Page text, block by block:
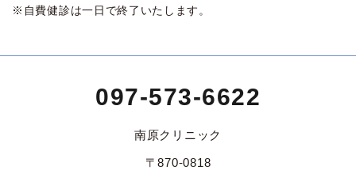
※自費健診は一日で終了いたします。
097-573-6622
南原クリニック
〒870-0818